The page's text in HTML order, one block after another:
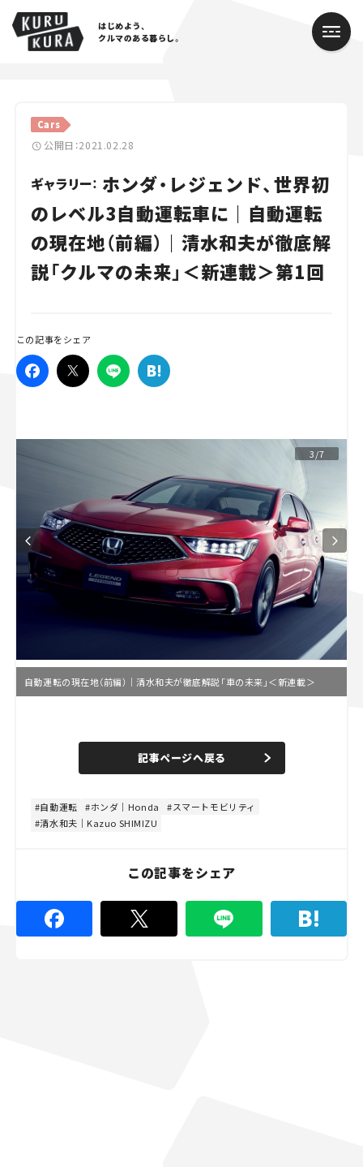
はじめよう、
クルマのある暮らし。
Cars
公開日：2021.02.28
ギャラリー： ホンダ・レジェンド、世界初
のレベル3自動運転車に｜自動運転
の現在地（前編）｜清水和夫が徹底解
説「クルマの未来」＜新連載＞第1回
この記事をシェア
3/7
自動運転の現在地（前編）｜清水和夫が徹底解説「車の未来」＜新連載＞
n
e
d
8
記事ページへ戻る
自動運転 ホンダ｜Honda
スマートモビリティ
清水和夫｜Kazuo SHIMIZU
この記事をシェア
Cars
Lifestyle
Traffic
Special
Campaign
人気のハッシュタグ
スズキ ジムニー｜Suzuki Jimny